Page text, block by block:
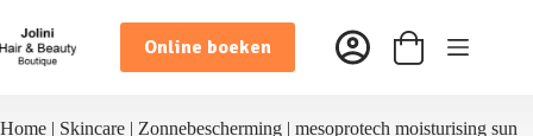
naar
de
inhoud
Online boeken Winkelwagen
Home | Skincare | Zonnebescherming | mesoprotech moisturising sun